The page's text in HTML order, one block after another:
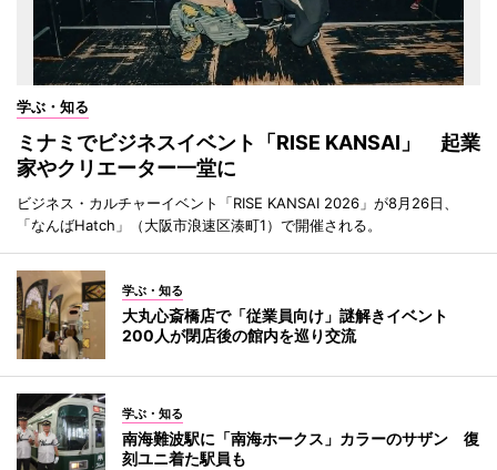
学ぶ・知る
ミナミでビジネスイベント「RISE KANSAI」 起業
家やクリエーター一堂に
ビジネス・カルチャーイベント「RISE KANSAI 2026」が8月26日、
「なんばHatch」（大阪市浪速区湊町1）で開催される。
学ぶ・知る
大丸心斎橋店で「従業員向け」謎解きイベント
200人が閉店後の館内を巡り交流
学ぶ・知る
南海難波駅に「南海ホークス」カラーのサザン 復
刻ユニ着た駅員も